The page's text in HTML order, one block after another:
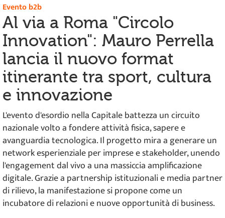
Evento b2b
Al via a Roma "Circolo
Innovation": Mauro Perrella
lancia il nuovo format
itinerante tra sport, cultura
e innovazione
L'evento d'esordio nella Capitale battezza un circuito
nazionale volto a fondere attività fisica, sapere e
avanguardia tecnologica. Il progetto mira a generare un
network esperienziale per imprese e stakeholder, unendo
l'engagement dal vivo a una massiccia amplificazione
digitale. Grazie a partnership istituzionali e media partner
di rilievo, la manifestazione si propone come un
incubatore di relazioni e nuove opportunità di business.